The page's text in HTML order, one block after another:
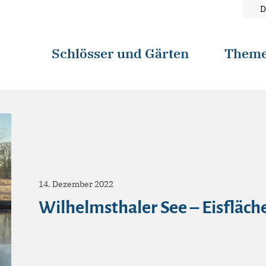
Schlösser und Gärten
14. Dezember 2022
Wilhelmsthaler See –